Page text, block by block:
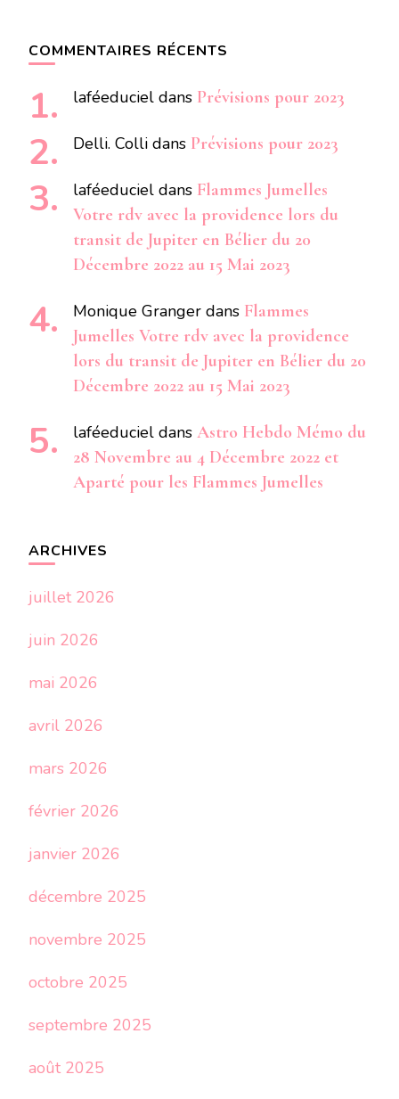
COMMENTAIRES RÉCENTS
laféeduciel dans Prévisions pour 2023
Delli. Colli dans Prévisions pour 2023
laféeduciel dans Flammes Jumelles
Votre rdv avec la providence lors du
transit de Jupiter en Bélier du 20
Décembre 2022 au 15 Mai 2023
Monique Granger dans Flammes
Jumelles Votre rdv avec la providence
lors du transit de Jupiter en Bélier du 20
Décembre 2022 au 15 Mai 2023
laféeduciel dans Astro Hebdo Mémo du
28 Novembre au 4 Décembre 2022 et
Aparté pour les Flammes Jumelles
ARCHIVES
juillet 2026
juin 2026
mai 2026
avril 2026
mars 2026
février 2026
janvier 2026
décembre 2025
novembre 2025
octobre 2025
septembre 2025
août 2025